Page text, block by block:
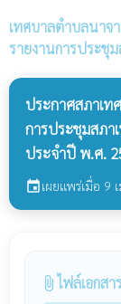
เทศบาลตำบลนาจ
รายงานการประชุ
ประกาศสภาเท
การประชุมสภ
ประจำปี พ.ศ.
eventเผยแพร่เมื่อ 9
attach_file ไฟล์เอกสา